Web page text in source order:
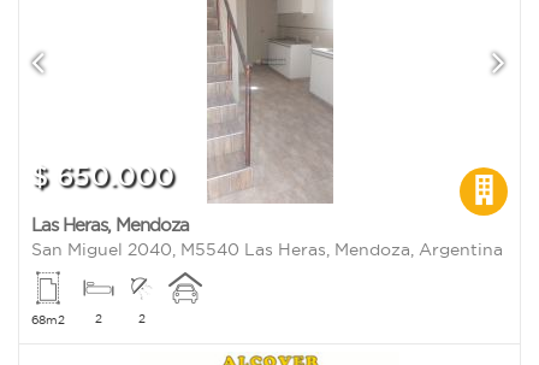
$ 650.000
Las Heras, Mendoza
San Miguel 2040, M5540 Las Heras, Mendoza, Argentina
68m2 2 2